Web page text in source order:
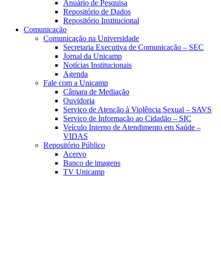
Anuário de Pesquisa
Repositório de Dados
Repositório Institucional
Comunicação
Comunicação na Universidade
Secretaria Executiva de Comunicação – SEC
Jornal da Unicamp
Notícias Institucionais
Agenda
Fale com a Unicamp
Câmara de Mediação
Ouvidoria
Serviço de Atenção à Violência Sexual – SAVS
Serviço de Informação ao Cidadão – SIC
Veículo Interno de Atendimento em Saúde –
VIDAS
Repositório Público
Acervo
Banco de imagens
TV Unicamp